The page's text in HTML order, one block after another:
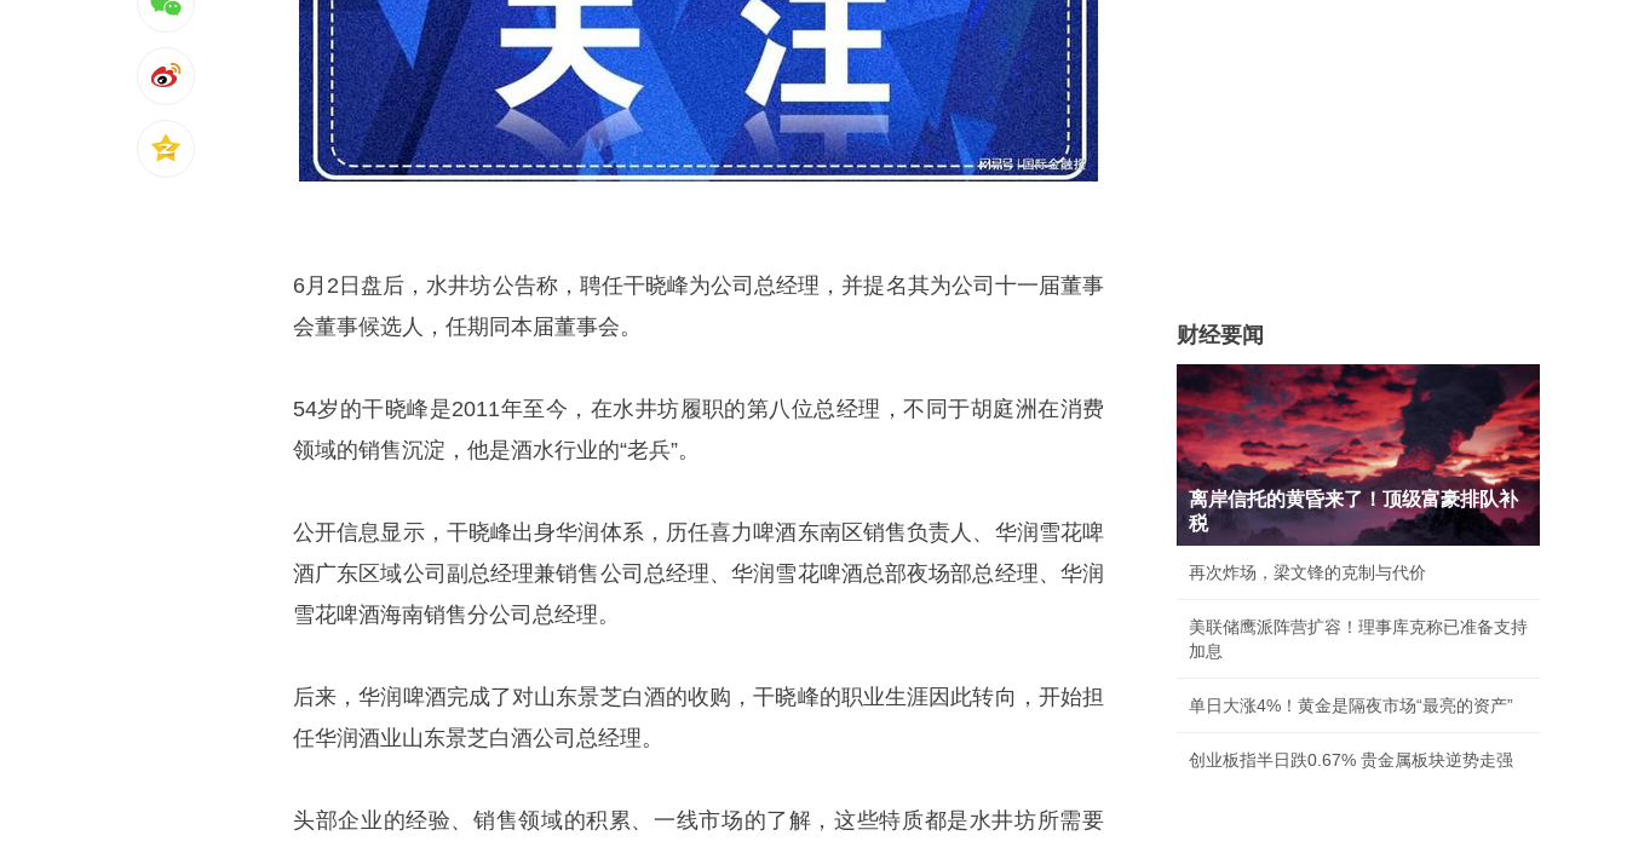
6月2日盘后，水井坊公告称，聘任干晓峰为公司总经理，并提名其为公司十一届董事
会董事候选人，任期同本届董事会。
54岁的干晓峰是2011年至今，在水井坊履职的第八位总经理，不同于胡庭洲在消费
领域的销售沉淀，他是酒水行业的“老兵”。
公开信息显示，干晓峰出身华润体系，历任喜力啤酒东南区销售负责人、华润雪花啤
酒广东区域公司副总经理兼销售公司总经理、华润雪花啤酒总部夜场部总经理、华润
雪花啤酒海南销售分公司总经理。
后来，华润啤酒完成了对山东景芝白酒的收购，干晓峰的职业生涯因此转向，开始担
任华润酒业山东景芝白酒公司总经理。
头部企业的经验、销售领域的积累、一线市场的了解，这些特质都是水井坊所需要
财经要闻
离岸信托的黄昏来了！顶级富豪排队补
税
再次炸场，梁文锋的克制与代价
美联储鹰派阵营扩容！理事库克称已准备支持
加息
单日大涨4%！黄金是隔夜市场“最亮的资产”
创业板指半日跌0.67% 贵金属板块逆势走强